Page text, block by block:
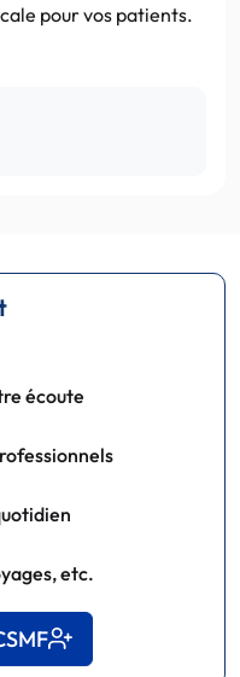
pour vos patients.
écoute
etc.